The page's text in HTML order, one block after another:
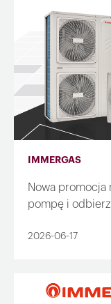
IMMERGAS
Nowa promocja
pompę i
2026-06-17